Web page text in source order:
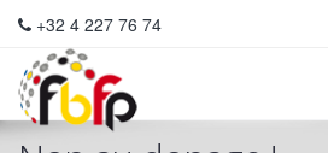
+32 4 227 76 74